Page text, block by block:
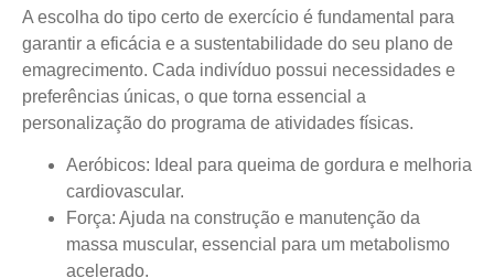
A escolha do tipo certo de exercício é fundamental para
garantir a eficácia e a sustentabilidade do seu plano de
emagrecimento. Cada indivíduo possui necessidades e
preferências únicas, o que torna essencial a
personalização do programa de atividades físicas.
Aeróbicos: Ideal para queima de gordura e melhoria
cardiovascular.
Força: Ajuda na construção e manutenção da
massa muscular, essencial para um metabolismo
acelerado.